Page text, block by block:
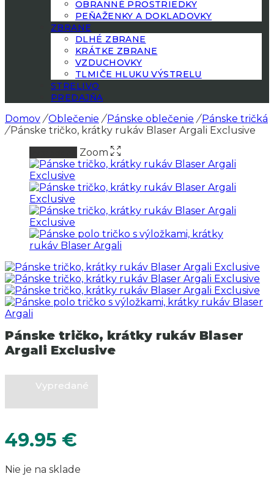
OBRANNÉ PROSTRIEDKY
PEŇAŽENKY A DOKLADOVKY
ZBRANE
DLHÉ ZBRANE
KRÁTKE ZBRANE
VZDUCHOVKY
TLMIČE HLUKU VÝSTRELU
STRELIVO
PREDAJŇA
Domov / Oblečenie / Pánske oblečenie / Pánske tričká
/Pánske tričko, krátky rukáv Blaser Argali Exclusive
Zoom
Pánske tričko, krátky rukáv Blaser
Argali Exclusive
Vypredané
49.95 €
Nie je na sklade